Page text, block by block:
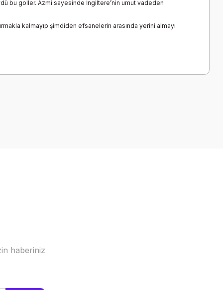
bu goller. Azmi sayesinde İngiltere’nin umut vadeden
kalmayıp şimdiden efsanelerin arasında yerini almayı
haberiniz